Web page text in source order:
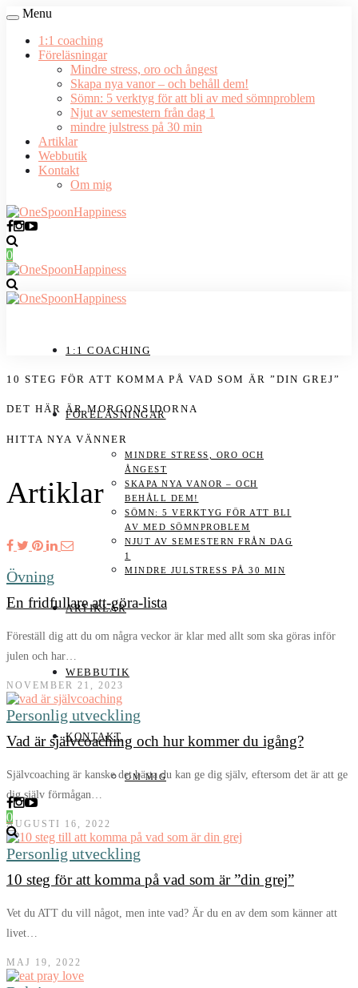
Menu
1:1 coaching
Föreläsningar
Mindre stress, oro och ångest
Skapa nya vanor – och behåll dem!
Sömn: 5 verktyg för att bli av med sömnproblem
Njut av semestern från dag 1
mindre julstress på 30 min
Artiklar
Webbutik
Kontakt
Om mig
0
1:1 COACHING
FÖRELÄSNINGAR
MINDRE STRESS, ORO OCH
ÅNGEST
SKAPA NYA VANOR – OCH
BEHÅLL DEM!
SÖMN: 5 VERKTYG FÖR ATT BLI
AV MED SÖMNPROBLEM
NJUT AV SEMESTERN FRÅN DAG
1
MINDRE JULSTRESS PÅ 30 MIN
ARTIKLAR
WEBBUTIK
KONTAKT
OM MIG
0
10 STEG FÖR ATT KOMMA PÅ VAD SOM ÄR ”DIN GREJ”
DET HÄR ÄR MORGONSIDORNA
HITTA NYA VÄNNER
Artiklar
Övning
En fridfullare att-göra-lista
Föreställ dig att du om några veckor är klar med allt som ska göras inför
julen och har…
NOVEMBER 21, 2023
Personlig utveckling
Vad är självcoaching och hur kommer du igång?
Självcoaching är kanske det bästa du kan ge dig själv, eftersom det är att ge
dig själv förmågan…
AUGUSTI 16, 2022
Personlig utveckling
10 steg för att komma på vad som är ”din grej”
Vet du ATT du vill något, men inte vad? Är du en av dem som känner att
livet…
MAJ 19, 2022